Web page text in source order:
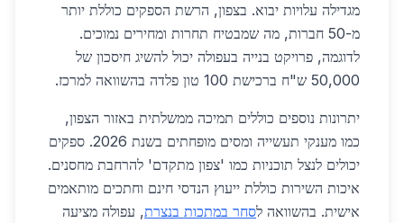
מגדילה עלויות יבוא. בצפון, הרשת הספקים כוללת יותר
מ-50 חברות, מה שמבטיח תחרות ומחירים נמוכים.
לדוגמה, פרויקט בנייה בעפולה יכול להשיג חיסכון של
50,000 ש"ח ברכישת 100 טון פלדה בהשוואה למרכז.
יתרונות נוספים כוללים תמיכה ממשלתית באזור הצפון,
כמו מענקי תעשייה ומסים מופחתים בשנת 2026. ספקים
יכולים לנצל תוכניות כמו 'צפון מתקדם' להרחבת מחסנים.
איכות השירות כוללת ייעוץ הנדסי חינם וחתכים מותאמים
אישית. בהשוואה לסחר במתכות בנצרת, עפולה מציעה